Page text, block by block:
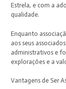
Estrela, e com a
qualidade.
Enquanto
aos seus
administrativos e
explorações e a
Vantagens de Ser